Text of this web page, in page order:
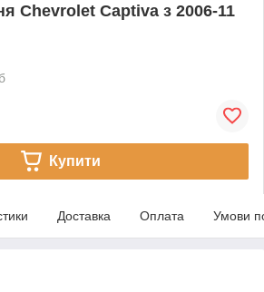
Chevrolet Captiva з 2006-11
Купити
Доставка Оплата Умови